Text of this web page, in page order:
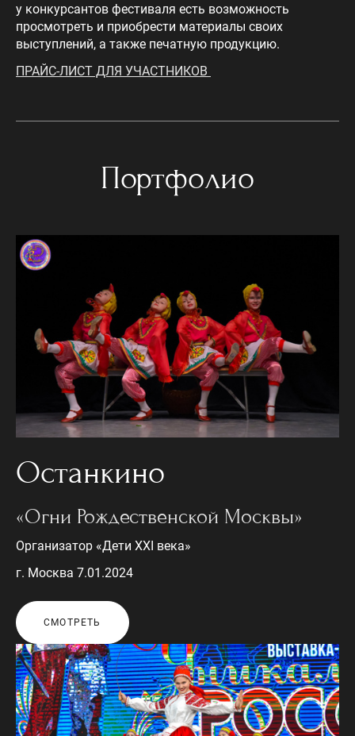
у конкурсантов фестиваля есть возможность
просмотреть и приобрести материалы своих
выступлений, а также печатную продукцию.
ПРАЙС-ЛИСТ ДЛЯ УЧАСТНИКОВ
Портфолио
Останкино
«Огни Рождественской Москвы»
Организатор «Дети XXI века»
г. Москва 7.01.2024
СМОТРЕТЬ